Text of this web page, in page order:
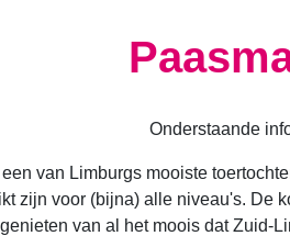
Onderstaande
van Limburgs mooiste
zijn voor (bijna) alle niveau's. De
van al het moois dat Zuid-